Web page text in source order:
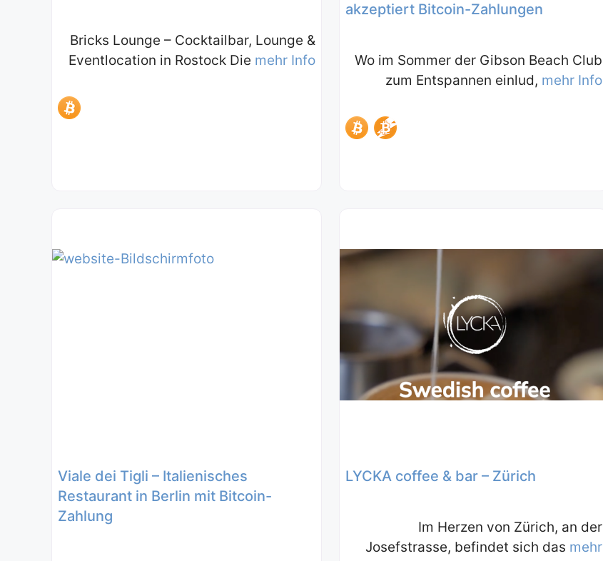
Bricks Lounge – Cocktailbar, Lounge &
Eventlocation in Rostock Die mehr Info
akzeptiert Bitcoin-Zahlungen
Wo im Sommer der Gibson Beach Club
zum Entspannen einlud, mehr Info
Viale dei Tigli – Italienisches
Restaurant in Berlin mit Bitcoin-
Zahlung
LYCKA coffee & bar – Zürich
Im Herzen von Zürich, an der
Josefstrasse, befindet sich das mehr